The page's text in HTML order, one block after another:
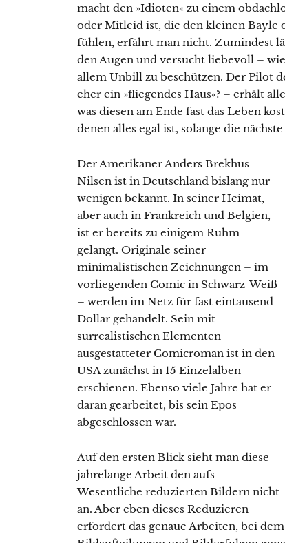
macht den »Idioten« zu einem
oder Mitleid ist, die den kleinen Bayle
fühlen, erfährt man nicht. Zumindest
den Augen und versucht liebevoll –
allem Unbill zu beschützen. Der Pilot
eher ein »fliegendes Haus«? – erhält
was diesen am Ende fast das Leben
denen alles egal ist, solange die
Der Amerikaner Anders Brekhus
Nilsen ist in Deutschland bislang nur
wenigen bekannt. In seiner Heimat,
aber auch in Frankreich und Belgien,
ist er bereits zu einigem Ruhm
gelangt. Originale seiner
minimalistischen Zeichnungen – im
vorliegenden Comic in Schwarz-Weiß
– werden im Netz für fast eintausend
Dollar gehandelt. Sein mit
surrealistischen Elementen
ausgestatteter Comicroman ist in den
USA zunächst in 15 Einzelalben
erschienen. Ebenso viele Jahre hat er
daran gearbeitet, bis sein Epos
abgeschlossen war.
Auf den ersten Blick sieht man diese
jahrelange Arbeit den aufs
Wesentliche reduzierten Bildern nicht
an. Aber eben dieses Reduzieren
erfordert das genaue Arbeiten, bei